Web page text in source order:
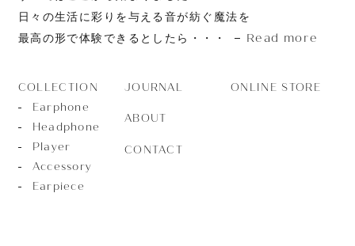
日々の生活に彩りを与える音が紡ぐ魔法を
最高の形で体験できるとしたら・・・
Read more
COLLECTION
Earphone
Headphone
Player
Accessory
Earpiece
JOURNAL
ABOUT
CONTACT
ONLINE STORE